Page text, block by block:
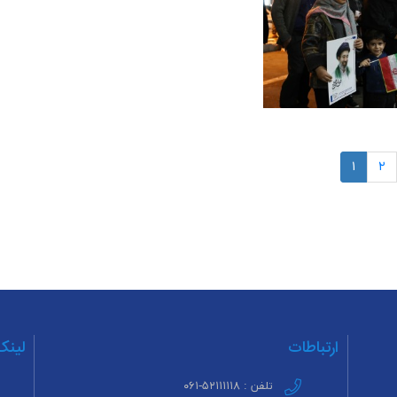
۱ ۲
ارتباطات
تلفن : ۵۲۱۱۱۱۱۸-۰۶۱